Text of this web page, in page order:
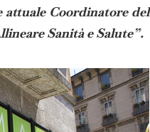
attuale Coordinatore del
Sanità e Salute”.